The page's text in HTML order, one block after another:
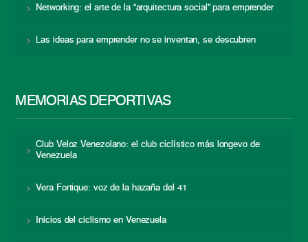
Networking: el arte de la “arquitectura social” para emprender
Las ideas para emprender no se inventan, se descubren
MEMORIAS DEPORTIVAS
Club Veloz Venezolano: el club ciclístico más longevo de
Venezuela
Vera Fortique: voz de la hazaña del 41
Inicios del ciclismo en Venezuela